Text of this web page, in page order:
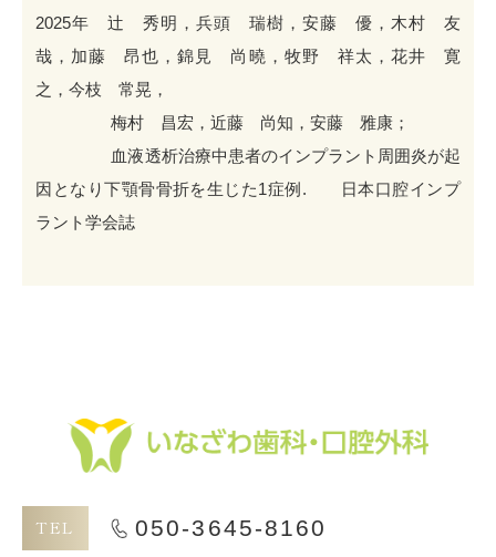
2025年 辻 秀明，兵頭 瑞樹，安藤 優，木村 友
哉，加藤 昂也，錦見 尚曉，牧野 祥太，花井 寛
之，今枝 常晃，
梅村 昌宏，近藤 尚知，安藤 雅康；
血液透析治療中患者のインプラント周囲炎が起
因となり下顎骨骨折を生じた1症例. 日本口腔インプ
ラント学会誌
TEL 050-3645-8160